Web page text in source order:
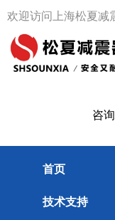
跳
欢迎访问上海松夏减
咨
首页
技术支持